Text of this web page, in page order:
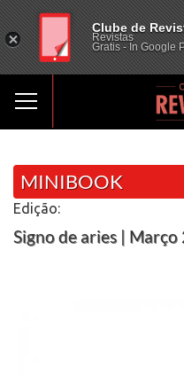
MINIBOOK
Edição:
Signo de aries | Março
Clube de
Revistas
Gratis - In Google